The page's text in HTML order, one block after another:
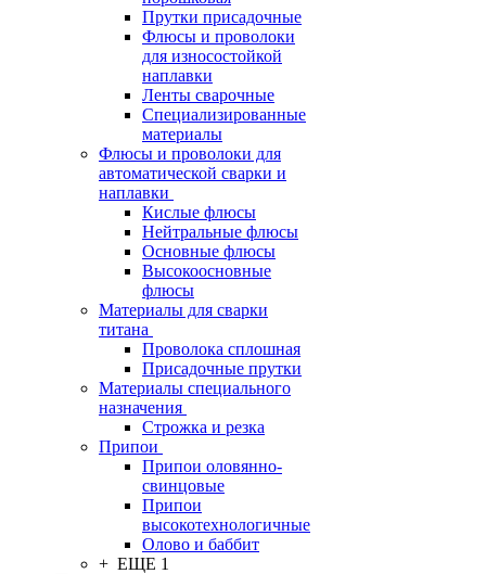
Прутки присадочные
Флюсы и проволоки
для износостойкой
наплавки
Ленты сварочные
Специализированные
материалы
Флюсы и проволоки для
автоматической сварки и
наплавки
Кислые флюсы
Нейтральные флюсы
Основные флюсы
Высокоосновные
флюсы
Материалы для сварки
титана
Проволока сплошная
Присадочные прутки
Материалы специального
назначения
Строжка и резка
Припои
Припои оловянно-
свинцовые
Припои
высокотехнологичные
Олово и баббит
+ ЕЩЕ 1